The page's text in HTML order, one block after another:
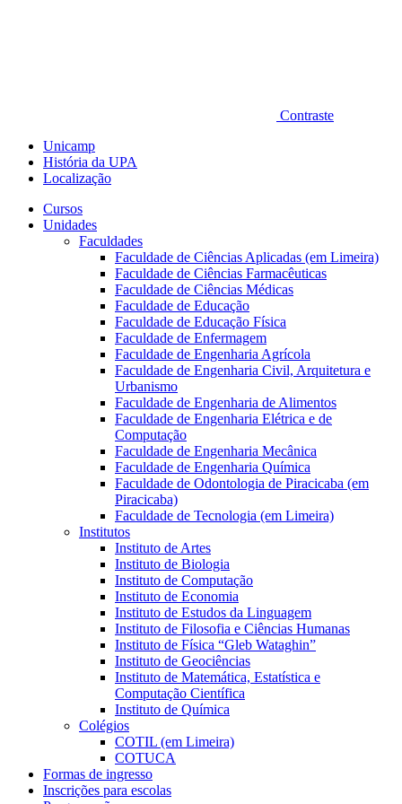
Contraste
Unicamp
História da UPA
Localização
Cursos
Unidades
Faculdades
Faculdade de Ciências Aplicadas (em Limeira)
Faculdade de Ciências Farmacêuticas
Faculdade de Ciências Médicas
Faculdade de Educação
Faculdade de Educação Física
Faculdade de Enfermagem
Faculdade de Engenharia Agrícola
Faculdade de Engenharia Civil, Arquitetura e
Urbanismo
Faculdade de Engenharia de Alimentos
Faculdade de Engenharia Elétrica e de
Computação
Faculdade de Engenharia Mecânica
Faculdade de Engenharia Química
Faculdade de Odontologia de Piracicaba (em
Piracicaba)
Faculdade de Tecnologia (em Limeira)
Institutos
Instituto de Artes
Instituto de Biologia
Instituto de Computação
Instituto de Economia
Instituto de Estudos da Linguagem
Instituto de Filosofia e Ciências Humanas
Instituto de Física “Gleb Wataghin”
Instituto de Geociências
Instituto de Matemática, Estatística e
Computação Científica
Instituto de Química
Colégios
COTIL (em Limeira)
COTUCA
Formas de ingresso
Inscrições para escolas